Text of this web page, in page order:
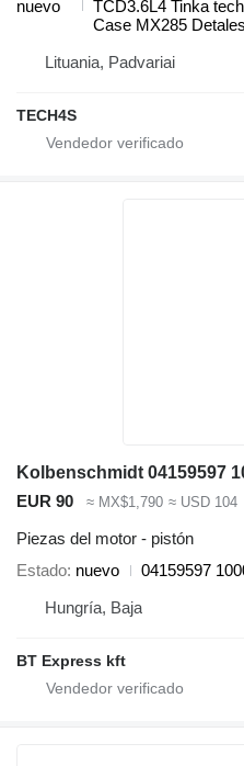
nuevo
TCD3.6L4 Tinka
Case MX285
Lituania, Padvariai
TECH4S
EUR 90 ≈ MX$1,790 ≈ USD 104
Piezas del motor - pistón
Estado nuevo
04159597
Hungría, Baja
BT Express kft